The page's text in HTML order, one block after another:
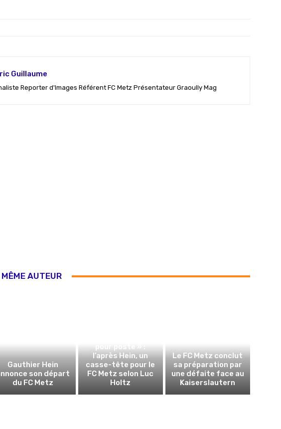
Guillaume
Reporter d'Images Référent FC Metz Présentateur Graoully Mag
AUTEUR
Gauthier Hein
son départ
du FC Metz
pour poste » :
l’après Hein, un
casse-tête pour le
FC Metz selon Luc
Holtz
Le FC Metz conclut
sa préparation par
une défaite face au
Kaiserslautern